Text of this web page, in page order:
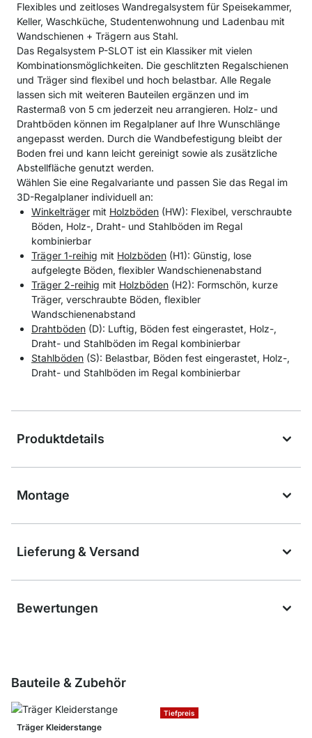
Flexibles und zeitloses Wandregalsystem für Speisekammer,
Keller, Waschküche, Studentenwohnung und Ladenbau mit
Wandschienen + Trägern aus Stahl.
Das Regalsystem P-SLOT ist ein Klassiker mit vielen
Kombinationsmöglichkeiten. Die geschlitzten Regalschienen
und Träger sind flexibel und hoch belastbar. Alle Regale
lassen sich mit weiteren Bauteilen ergänzen und im
Rastermaß von 5 cm jederzeit neu arrangieren. Holz- und
Drahtböden können im Regalplaner auf Ihre Wunschlänge
angepasst werden. Durch die Wandbefestigung bleibt der
Boden frei und kann leicht gereinigt sowie als zusätzliche
Abstellfläche genutzt werden.
Wählen Sie eine Regalvariante und passen Sie das Regal im
3D-Regalplaner individuell an:
Winkelträger mit Holzböden (HW): Flexibel, verschraubte
Böden, Holz-, Draht- und Stahlböden im Regal
kombinierbar
Träger 1-reihig mit Holzböden (H1): Günstig, lose
aufgelegte Böden, flexibler Wandschienenabstand
Träger 2-reihig mit Holzböden (H2): Formschön, kurze
Träger, verschraubte Böden, flexibler
Wandschienenabstand
Drahtböden (D): Luftig, Böden fest eingerastet, Holz-,
Draht- und Stahlböden im Regal kombinierbar
Stahlböden (S): Belastbar, Böden fest eingerastet, Holz-,
Draht- und Stahlböden im Regal kombinierbar
Produktdetails
Montage
Lieferung & Versand
Bewertungen
Bauteile & Zubehör
Tiefpreis
Träger Kleiderstange